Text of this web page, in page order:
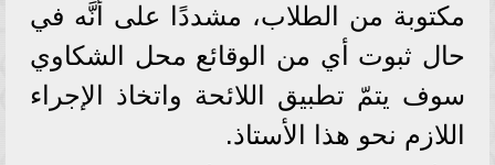
مكتوبة من الطلاب، مشددًا على أنَّه في
حال ثبوت أي من الوقائع محل الشكاوي
سوف يتمّ تطبيق اللائحة واتخاذ الإجراء
اللازم نحو هذا الأستاذ.